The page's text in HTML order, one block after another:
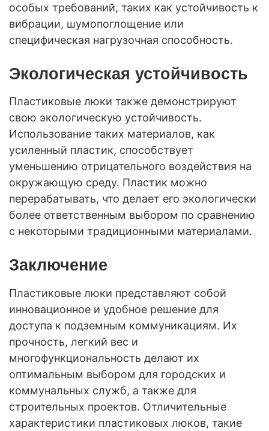
особых требований, таких как устойчивость к
вибрации, шумопоглощение или
специфическая нагрузочная способность.
Экологическая устойчивость
Пластиковые люки также демонстрируют
свою экологическую устойчивость.
Использование таких материалов, как
усиленный пластик, способствует
уменьшению отрицательного воздействия на
окружающую среду. Пластик можно
перерабатывать, что делает его экологически
более ответственным выбором по сравнению
с некоторыми традиционными материалами.
Заключение
Пластиковые люки представляют собой
инновационное и удобное решение для
доступа к подземным коммуникациям. Их
прочность, легкий вес и
многофункциональность делают их
оптимальным выбором для городских и
коммунальных служб, а также для
строительных проектов. Отличительные
характеристики пластиковых люков, такие